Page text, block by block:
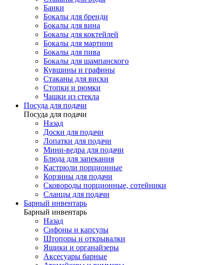
Банки
Бокалы для бренди
Бокалы для вина
Бокалы для коктейлей
Бокалы для мартини
Бокалы для пива
Бокалы для шампанского
Кувшины и графины
Стаканы для виски
Стопки и рюмки
Чашки из стекла
Посуда для подачи
Посуда для подачи
Назад
Доски для подачи
Лопатки для подачи
Мини-ведра для подачи
Блюда для запекания
Кастрюли порционные
Корзины для подачи
Сковороды порционные, сотейники
Сланцы для подачи
Барный инвентарь
Барный инвентарь
Назад
Сифоны и капсулы
Штопоры и открывалки
Ящики и органайзеры
Аксесуары барные